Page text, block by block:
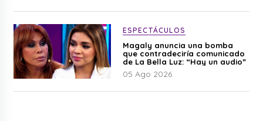
ESPECTÁCULOS
Magaly anuncia una bomba
que contradeciría comunicado
de La Bella Luz: “Hay un audio”
05 Ago 2026